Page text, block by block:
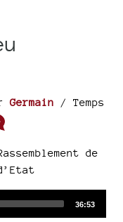
Germain / Temps
de
Total
36:53